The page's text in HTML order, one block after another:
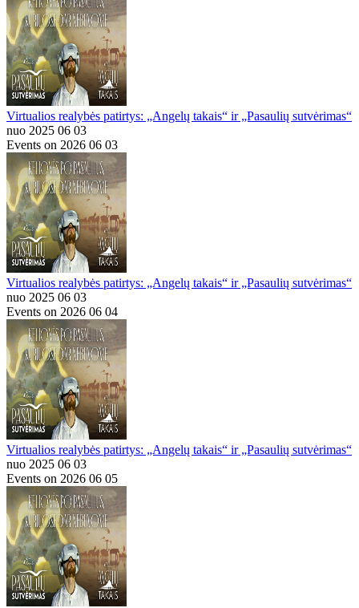
Virtualios realybės patirtys: „Angelų takais“ ir „Pasaulių sutvėrimas“
nuo 2025 06 03
Events on 2026 06 03
Virtualios realybės patirtys: „Angelų takais“ ir „Pasaulių sutvėrimas“
nuo 2025 06 03
Events on 2026 06 04
Virtualios realybės patirtys: „Angelų takais“ ir „Pasaulių sutvėrimas“
nuo 2025 06 03
Events on 2026 06 05